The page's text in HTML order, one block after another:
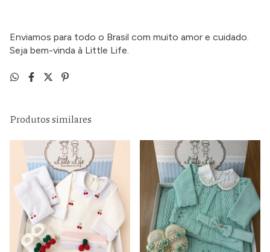
Enviamos para todo o Brasil com muito amor e cuidado.
Seja bem-vinda à Little Life.
Produtos similares